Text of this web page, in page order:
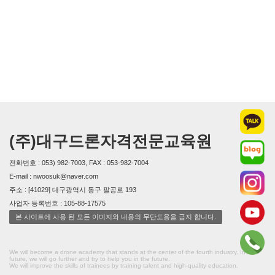
(주)대구드론자격전문교육원
전화번호 : 053) 982-7003, FAX : 053-982-7004
E-mail : nwoosuk@naver.com
주소 : [41029] 대구광역시 동구 팔공로 193
사업자 등록번호 : 105-88-17575
본 사이트에 사용 된 모든 이미지와 내용의 무단도용을 금지 합니다.
We will become a drone academy that stands at the center of the fourth industry. In the
future, we will go further and try to help you in the future.
We will improve the skills of trainees by training talent and high-quality education.